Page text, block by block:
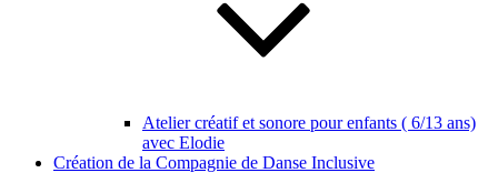
Atelier créatif et sonore pour enfants ( 6/13 ans)
avec Elodie
Création de la Compagnie de Danse Inclusive